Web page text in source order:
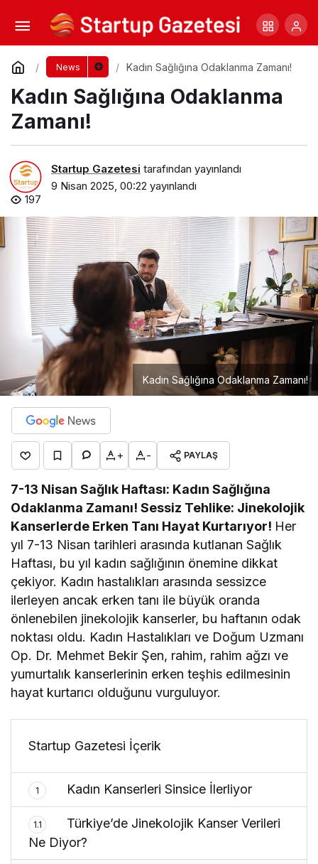
News Kadın Sağlığına Odaklanma Zamanı!
Kadın Sağlığına Odaklanma
Zamanı!
Startup Gazetesi tarafından yayınlandı
9 Nisan 2025, 00:22 yayınlandı
197
Kadın Sağlığına Odaklanma Zamanı!
+ - PAYLAŞ
7-13 Nisan Sağlık Haftası: Kadın Sağlığına
Odaklanma Zamanı!Sessiz Tehlike: Jinekolojik
Kanserlerde Erken Tanı Hayat Kurtarıyor! Her
yıl 7-13 Nisan tarihleri arasında kutlanan Sağlık
Haftası, bu yıl kadın sağlığının önemine dikkat
çekiyor. Kadın hastalıkları arasında sessizce
ilerleyen ancak erken tanı ile büyük oranda
önlenebilen jinekolojik kanserler, bu haftanın odak
noktası oldu. Kadın Hastalıkları ve Doğum Uzmanı
Op. Dr. Mehmet Bekir Şen, rahim, rahim ağzı ve
yumurtalık kanserlerinin erken teşhis edilmesinin
hayat kurtarıcı olduğunu vurguluyor.
Startup Gazetesi İçerik
1 Kadın Kanserleri Sinsice İlerliyor
1.1
Türkiye’de Jinekolojik Kanser Verileri
Ne Diyor?
Nesli Tükenen Ulukurtlar 12 Bin Yıl Sonra
Hayata Döndürüldü
Yorum Yap